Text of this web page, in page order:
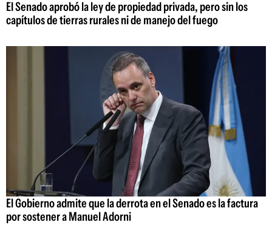
El Senado aprobó la ley de propiedad privada, pero sin los
capítulos de tierras rurales ni de manejo del fuego
El Gobierno admite que la derrota en el Senado es la factura
por sostener a Manuel Adorni